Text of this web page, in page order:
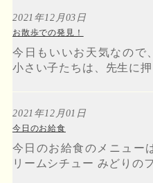
2021年12月03日
お散歩での発見！
今日もいいお天気なので
小さい子たちは、先生に
2021年12月01日
今日のお給食
今日のお給食のメニュー
リームシチュー みどりの